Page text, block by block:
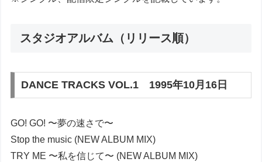
スタジオアルバム（リリース順）
DANCE TRACKS VOL.1 1995年10月16日
GO! GO! 〜夢の速さで〜
Stop the music (NEW ALBUM MIX)
TRY ME 〜私を信じて〜 (NEW ALBUM MIX)